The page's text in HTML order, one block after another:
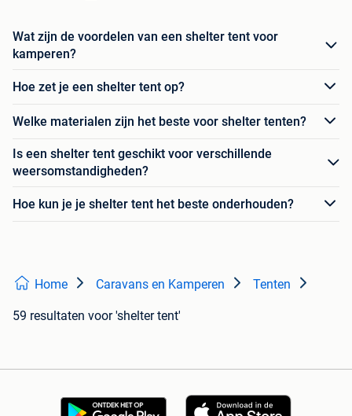
Wat zijn de voordelen van een shelter tent voor
kamperen?
Hoe zet je een shelter tent op?
Welke materialen zijn het beste voor shelter tenten?
Is een shelter tent geschikt voor verschillende
weersomstandigheden?
Hoe kun je je shelter tent het beste onderhouden?
Home Caravans en Kamperen Tenten
59 resultaten voor 'shelter tent'